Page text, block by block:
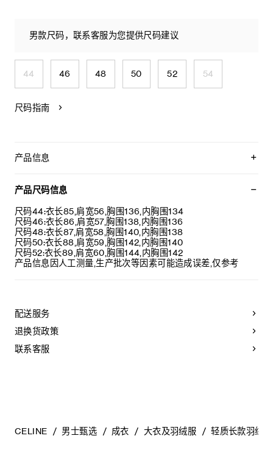
男款尺码，联系客服为您提供尺码建议
44 46 48 50 52 54
尺码指南
产品信息
衣袖饰TRIOMPHE贴饰
高领
2个侧袋
袖口罗纹饰边
拉链开合
意大利制造
编号：RV12H1474.38NO
产品尺码信息
尺码44:衣长85,肩宽56,胸围136,内胸围134
尺码46:衣长86,肩宽57,胸围138,内胸围136
尺码48:衣长87,肩宽58,胸围140,内胸围138
尺码50:衣长88,肩宽59,胸围142,内胸围140
尺码52:衣长89,肩宽60,胸围144,内胸围142
产品信息因人工测量,生产批次等因素可能造成误差,仅参考
配送服务
退换货政策
联系客服
CELINE 男士甄选 成衣 大衣及羽绒服 轻质长款羽绒